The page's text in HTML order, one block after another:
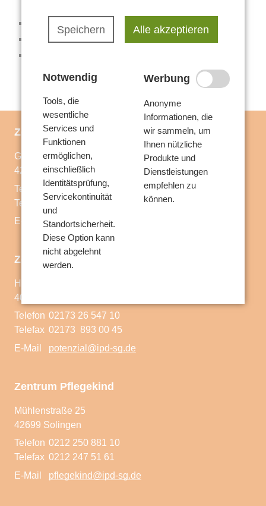
Verwaltung
Team
Kontakt
Anfrage stellen
Aufgaben
…genauer betrachtet
Voraussetzungen
Leistungen
Aufgaben
Auslagerung eines
Pflegekinderdienstes
Beratungsangebote
Spezifische Angebote
Team
Kontakt
Inhouse Seminare
Kontakt
Anfahrt
Sprachentwicklung
Störungsbilder
Zentrum Familienhilfe
Große Hakenstraße 45
42283 Wuppertal
Telefon 0202 256 266 10
Telefax 0202 69 898 175
E-Mail
familienhilfe@ipd-sg.de
Zentrum Potenzial
Hardt 25
40764 Langenfeld
Telefon 02173 26 547 10
Telefax 02173 893 00 45
E-Mail
potenzial@ipd-sg.de
Zentrum Pflegekind
Mühlenstraße 25
42699 Solingen
Telefon 0212 250 881 10
Telefax 0212 247 51 61
E-Mail
pflegekind@ipd-sg.de
Speichern Alle akzeptieren
Notwendig
Tools, die
wesentliche
Services und
Funktionen
ermöglichen,
einschließlich
Identitätsprüfung,
Servicekontinuität
und
Standortsicherheit.
Diese Option kann
nicht abgelehnt
werden.
Werbung
Anonyme
Informationen, die
wir sammeln, um
Ihnen nützliche
Produkte und
Dienstleistungen
empfehlen zu
können.